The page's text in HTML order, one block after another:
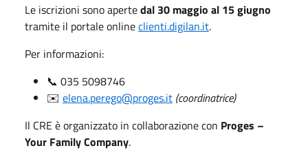
Le iscrizioni sono apertedal 30 maggio al 15 giugno
tramite il portale onlineclienti.digilan.it.
Per informazioni:
📞 035 5098746
✉️ elena.perego@proges.it (coordinatrice)
Il CRE è organizzato in collaborazione con Proges –
Your Family Company.